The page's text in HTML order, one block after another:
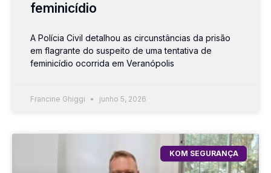
feminicídio
A Polícia Civil detalhou as circunstâncias da prisão
em flagrante do suspeito de uma tentativa de
feminicídio ocorrida em Veranópolis
Francine Ghiggi junho 5, 2026
KOM SEGURANÇA